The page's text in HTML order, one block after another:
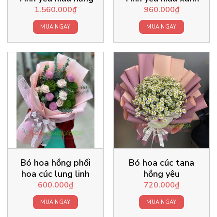
1.560.000₫
MUA NGAY
960.000₫
MUA NGAY
Bó hoa hồng phối
hoa cúc lung linh
600.000₫
MUA NGAY
Bó hoa cúc tana
hồng yêu
720.000₫
MUA NGAY